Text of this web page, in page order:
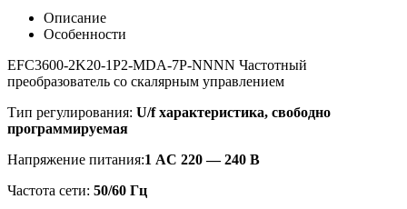
Описание
Особенности
EFC3600-2K20-1P2-MDA-7P-NNNN Частотный
преобразователь со скалярным управлением
Тип регулирования: U/f характеристика, свободно
программируемая
Напряжение питания:1 AC 220 ― 240 В
Частота сети: 50/60 Гц